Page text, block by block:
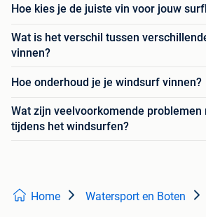
Hoe kies je de juiste vin voor jouw
Wat is het verschil tussen
vinnen?
Hoe onderhoud je je windsurf vinnen?
Wat zijn veelvoorkomende problemen
tijdens het windsurfen?
Home Watersport en Boten